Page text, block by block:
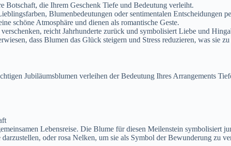
Botschaft, die Ihrem Geschenk Tiefe und Bedeutung verleiht.
Blumenbedeutungen oder sentimentalen Entscheidungen
schöne Atmosphäre und dienen als romantische Geste.
reicht Jahrhunderte zurück und symbolisiert Liebe und
dass Blumen das Glück steigern und Stress reduzieren, was sie
Jubiläumsblumen verleihen der Bedeutung Ihres Arrangements
Lebensreise. Die Blume für diesen Meilenstein symbolisiert
oder rosa Nelken, um sie als Symbol der Bewunderung zu